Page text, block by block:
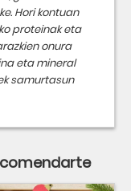
Hori kontuan
proteinak eta
onura
eta mineral
samurtasun